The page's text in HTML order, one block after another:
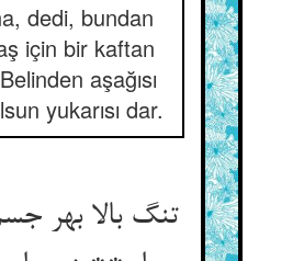
dedi, bundan
için bir kaftan
aşağısı
yukarısı dar.
تنگ بالا بهر